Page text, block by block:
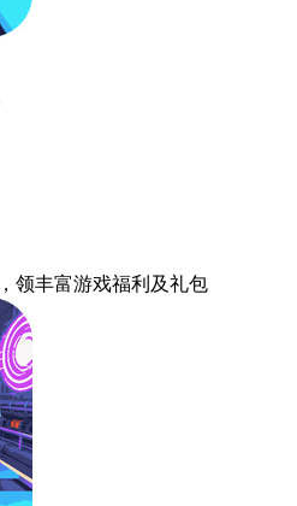
，领丰富游戏福利 及礼包